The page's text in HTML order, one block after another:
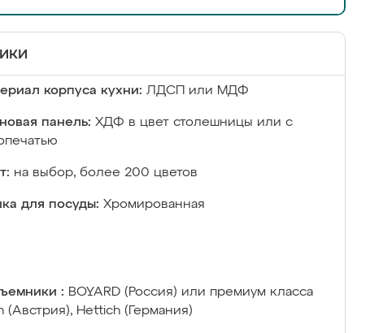
корпуса кухни: ЛДСП или МДФ
панель: ХДФ в цвет столешницы или с
на выбор, более 200 цветов
для посуды: Хромированная
: BOYARD (Россия) или премиум класса
(Австрия), Hettich (Германия)